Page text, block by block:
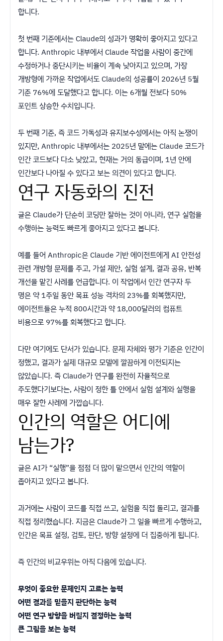
합니다.
첫 번째 기준에서는 Claude의 성과가 명확히 좋아지고 있다고
합니다. Anthropic 내부에서 Claude 작업을 사람이 중간에
수정하거나 중단시키는 비율이 계속 낮아지고 있으며, 가장
개방형에 가까운 작업에서도 Claude의 성공률이 2026년 5월
기준 76%에 도달했다고 합니다. 이는 6개월 전보다 50%
포인트 상승한 수치입니다.
두 번째 기준, 즉 코드 가독성과 유지보수성에서는 아직 논쟁이
있지만, Anthropic 내부에서는 2025년 말에는 Claude 코드가
인간 코드보다 다소 낮았고, 현재는 거의 동급이며, 1년 안에
인간보다 나아질 수 있다고 보는 의견이 있다고 합니다.
연구 자동화의 진전
글은 Claude가 단순히 코딩만 잘하는 것이 아니라, 연구 실험을
수행하는 능력도 빠르게 좋아지고 있다고 봅니다.
예를 들어 Anthropic은 Claude 기반 에이전트에게 AI 안전성
관련 개방형 문제를 주고, 가설 제안, 실험 설계, 결과 공유, 반복
개선을 맡긴 사례를 언급합니다. 이 작업에서 인간 연구자 두
명은 약 1주일 동안 목표 성능 격차의 23%를 회복했지만,
에이전트들은 누적 800시간과 약 18,000달러의 컴퓨트
비용으로 97%를 회복했다고 합니다.
다만 여기에도 단서가 있습니다. 문제 자체와 평가 기준은 인간이
정했고, 결과가 실제 대규모 모델에 깔끔하게 이전되지는
않았습니다. 즉 Claude가 연구를 완전히 자율적으로
주도했다기보다는, 사람이 정한 틀 안에서 실험 설계와 실행을
매우 잘한 사례에 가깝습니다.
인간의 역할은 어디에
남는가?
글은 AI가 “실행”을 점점 더 많이 맡으면서 인간의 역할이
좁아지고 있다고 봅니다.
과거에는 사람이 코드를 직접 쓰고, 실험을 직접 돌리고, 결과를
직접 정리했습니다. 지금은 Claude가 그 일을 빠르게 수행하고,
인간은 목표 설정, 검토, 판단, 방향 설정에 더 집중하게 됩니다.
즉 인간의 비교우위는 아직 다음에 있습니다.
무엇이 중요한 문제인지 고르는 능력
어떤 결과를 믿을지 판단하는 능력
어떤 연구 방향을 버릴지 결정하는 능력
큰 그림을 보는 능력